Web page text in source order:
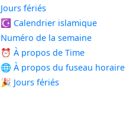
Jours fériés
☪️ Calendrier islamique
Numéro de la semaine
⏰ À propos de Time
🌐 À propos du fuseau horaire
🎉 Jours fériés